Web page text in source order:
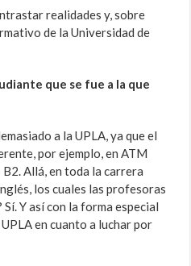
realidades y, sobre
de la Universidad de
que se fue a la que
a la UPLA, ya que el
por ejemplo, en ATM
Allá, en toda la carrera
los cuales las profesoras
Y así con la forma especial
en cuanto a luchar por